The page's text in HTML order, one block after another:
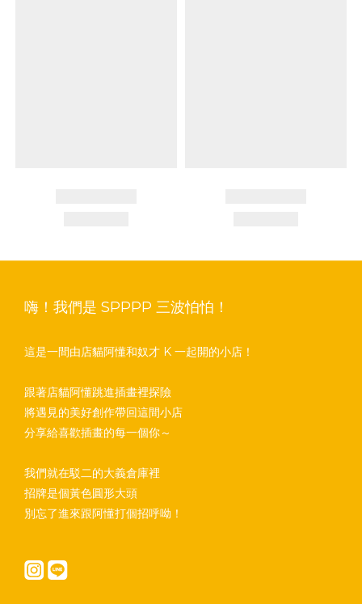
嗨！我們是 SPPPP 三波怕怕！
這是一間由店貓阿懂和奴才 K 一起開的小店！
跟著店貓阿懂跳進插畫裡探險
將遇見的美好創作帶回這間小店
分享給喜歡插畫的每一個你～
我們就在駁二的大義倉庫裡
招牌是個黃色圓形大頭
別忘了進來跟阿懂打個招呼呦！